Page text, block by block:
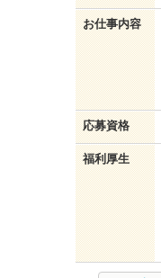
お仕事内容
応募資格
福利厚生